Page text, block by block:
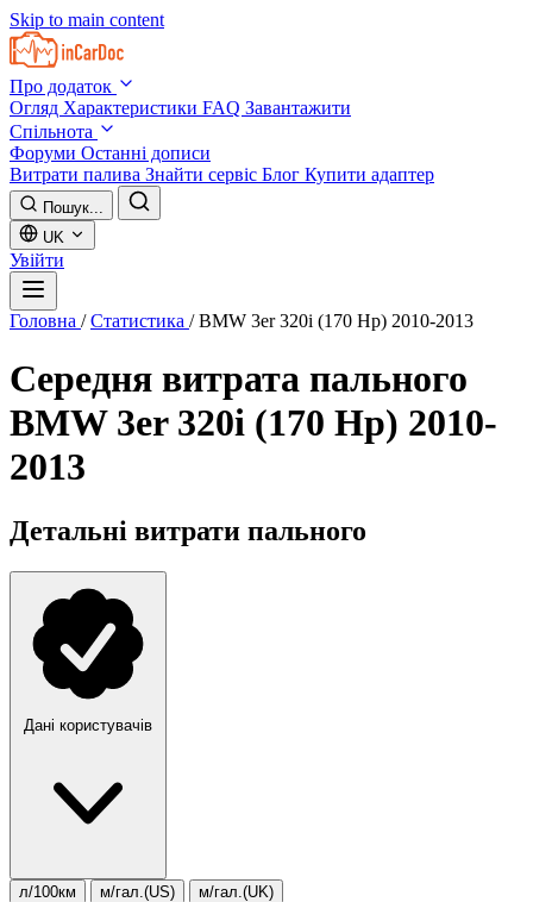
Skip to main content
Про додаток
Огляд Характеристики FAQ Завантажити
Спільнота
Форуми Останні дописи
Витрати палива Знайти сервіс Блог Купити адаптер
Пошук...
UK
Увійти
Головна / Статистика / BMW 3er 320i (170 Hp) 2010-2013
Середня витрата пального
BMW 3er 320i (170 Hp) 2010-
2013
Детальні витрати пального
Дані користувачів
л/100км м/гал.(US) м/гал.(UK)